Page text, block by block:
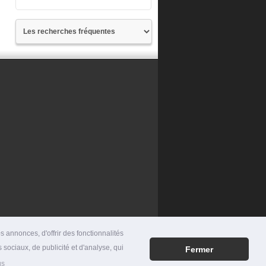
annonces, d'offrir des fonctionnalités
de publicité et d'analyse, qui
Fermer